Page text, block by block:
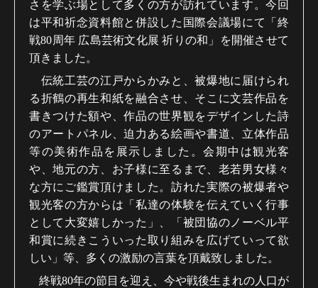
さを学ぶ場として多くの方が訪れています。今回
は平和祈念資料館と併設した国際会議場にて「終
戦80周年 広島芸術文化展 祈りの和」を開催させて
頂きました。
伝統工芸の江戸からかみと、被爆地に届けられ
る折鶴の再生和紙を融合させ、そこに文芸作品を
書きつけた額や、作品の世界観をデザインした詩
のアートパネル、迫力ある絵画や書道、立体作品
等の美術作品を展示しました。会期中は観光客
や、地元の方、お子様に至るまで、老若男女様々
な方にご鑑賞頂けました。訪れた実際の被爆者や
観光客の方からは「私達の体験を伝えていく行事
として大変嬉しかった」、「被団協のノーベル平
和賞に続きこういった取り組みを広げていって欲
しい」等、多くの激励の言葉を頂戴致しました。
終戦80年の節目を迎え、今や戦後生まれの人口が